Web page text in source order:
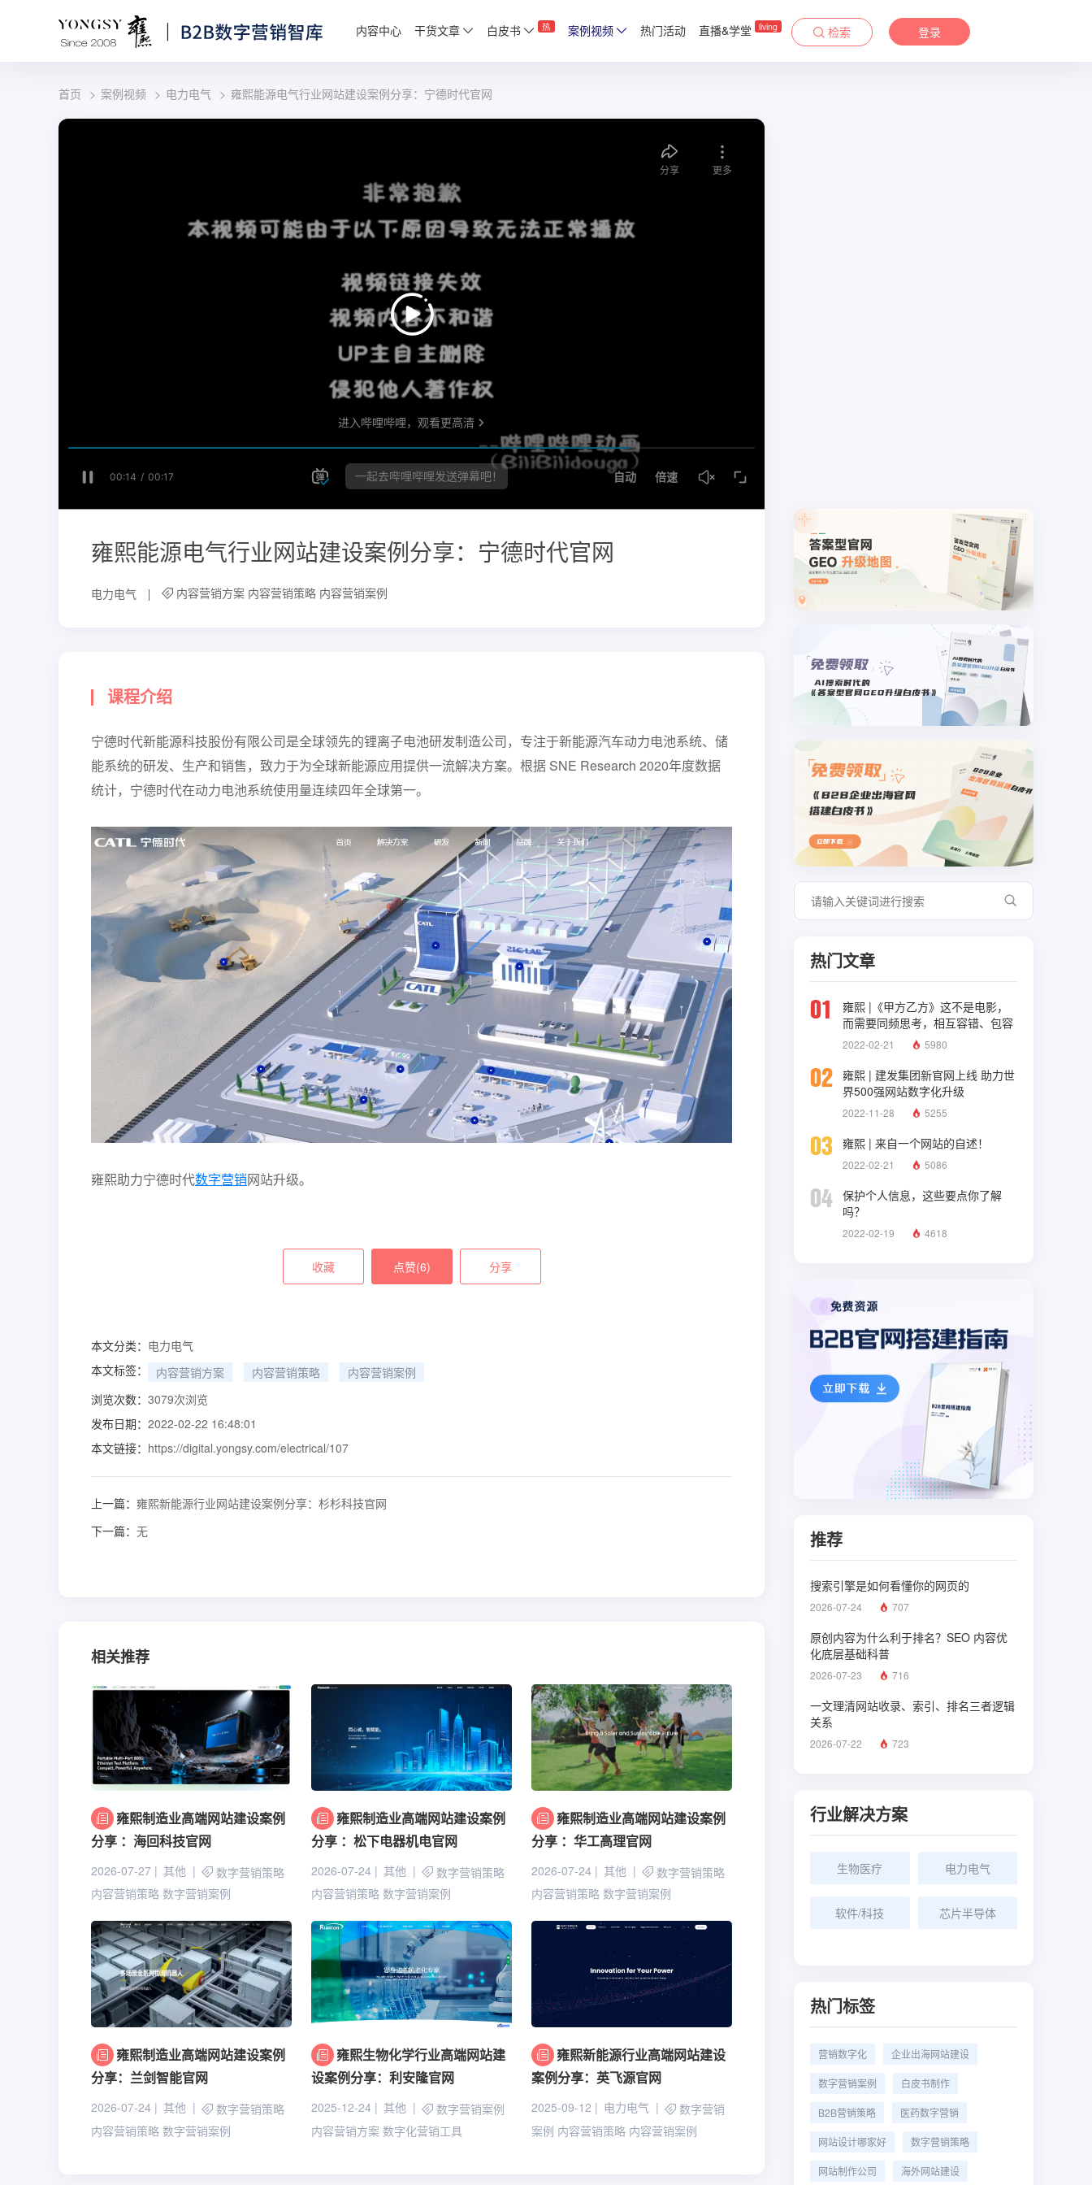
内容中心 干货文章 白皮书 热 案例视频 热门活动 直播&学堂 living 检索 登录
首页 案例视频 电力电气 雍熙能源电气行业网站建设案例分享：宁德时代官网
雍熙能源电气行业网站建设案例分享：宁德时代官网
电力电气 内容营销方案 内容营销策略 内容营销案例
课程介绍
宁德时代新能源科技股份有限公司是全球领先的锂离子电池研发制造公司，专注于新能源汽车动力电池系统、储
能系统的研发、生产和销售，致力于为全球新能源应用提供一流解决方案。根据 SNE Research 2020年度数据
统计，宁德时代在动力电池系统使用量连续四年全球第一。
雍熙助力宁德时代数字营销网站升级。
收藏 点赞(6) 分享
本文分类： 电力电气
本文标签：
内容营销方案 内容营销策略
内容营销案例
浏览次数： 3079次浏览
发布日期： 2022-02-22 16:48:01
本文链接： https://digital.yongsy.com/electrical/107
上一篇： 雍熙新能源行业网站建设案例分享：杉杉科技官网
下一篇： 无
相关推荐
雍熙制造业高端网站建设案例
分享 ：海回科技官网
2026-07-27 其他
数字营销策略
内容营销策略 数字营销案例
雍熙制造业高端网站建设案例
分享 ：松下电器机电官网
2026-07-24 其他
数字营销策略
内容营销策略 数字营销案例
雍熙制造业高端网站建设案例
分享 ：华工高理官网
2026-07-24 其他
数字营销策略
内容营销策略 数字营销案例
雍熙制造业高端网站建设案例
分享：兰剑智能官网
2026-07-24 其他
数字营销策略
内容营销策略 数字营销案例
雍熙生物化学行业高端网站建
设案例分享：利安隆官网
2025-12-24 其他
数字营销案例
内容营销方案 数字化营销工具
雍熙新能源行业高端网站建设
案例分享：英飞源官网
2025-09-12 电力电气
数字营销
案例 内容营销策略 内容营销案例
热门文章
01
雍熙 |《甲方乙方》这不是电影，
而需要同频思考，相互容错、包容
与理解
2022-02-21 5980
02 雍熙 | 建发集团新官网上线 助力世
界500强网站数字化升级
2022-11-28 5255
03 雍熙 | 来自一个网站的自述！
2022-02-21 5086
04
保护个人信息，这些要点你了解
吗？
2022-02-19 4618
推荐
搜索引擎是如何看懂你的网页的
2026-07-24 707
原创内容为什么利于排名？SEO 内容优
化底层基础科普
2026-07-23 716
一文理清网站收录、索引、排名三者逻辑
关系
2026-07-22 723
行业解决方案
生物医疗 电力电气
软件/科技 芯片半导体
热门标签
营销数字化 企业出海网站建设
数字营销案例 白皮书制作
B2B营销策略 医药数字营销
网站设计哪家好 数字营销策略
网站制作公司 海外网站建设